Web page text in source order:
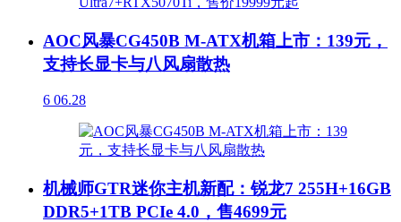
AOC风暴CG450B M-ATX机箱上市：139元，
支持长显卡与八风扇散热
6 06.28
机械师GTR迷你主机新配：锐龙7 255H+16GB
DDR5+1TB PCIe 4.0，售4699元